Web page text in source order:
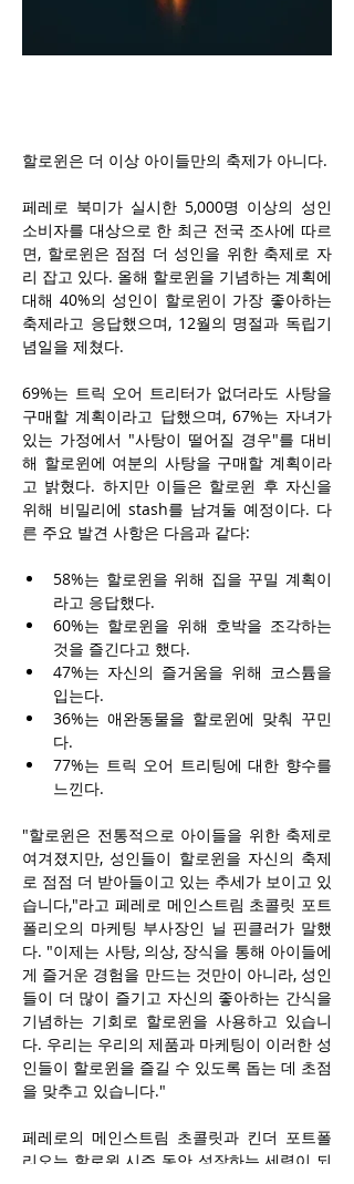
할로윈은 더 이상 아이들만의 축제가 아니다.
페레로 북미가 실시한 5,000명 이상의 성인
소비자를 대상으로 한 최근 전국 조사에 따르
면, 할로윈은 점점 더 성인을 위한 축제로 자
리 잡고 있다. 올해 할로윈을 기념하는 계획에
대해 40%의 성인이 할로윈이 가장 좋아하는
축제라고 응답했으며, 12월의 명절과 독립기
념일을 제쳤다.
69%는 트릭 오어 트리터가 없더라도 사탕을
구매할 계획이라고 답했으며, 67%는 자녀가
있는 가정에서 "사탕이 떨어질 경우"를 대비
해 할로윈에 여분의 사탕을 구매할 계획이라
고 밝혔다. 하지만 이들은 할로윈 후 자신을
위해 비밀리에 stash를 남겨둘 예정이다. 다
른 주요 발견 사항은 다음과 같다:
58%는 할로윈을 위해 집을 꾸밀 계획이
라고 응답했다.
60%는 할로윈을 위해 호박을 조각하는
것을 즐긴다고 했다.
47%는 자신의 즐거움을 위해 코스튬을
입는다.
36%는 애완동물을 할로윈에 맞춰 꾸민
다.
77%는 트릭 오어 트리팅에 대한 향수를
느낀다.
"할로윈은 전통적으로 아이들을 위한 축제로
여겨졌지만, 성인들이 할로윈을 자신의 축제
로 점점 더 받아들이고 있는 추세가 보이고 있
습니다,"라고 페레로 메인스트림 초콜릿 포트
폴리오의 마케팅 부사장인 닐 핀클러가 말했
다. "이제는 사탕, 의상, 장식을 통해 아이들에
게 즐거운 경험을 만드는 것만이 아니라, 성인
들이 더 많이 즐기고 자신의 좋아하는 간식을
기념하는 기회로 할로윈을 사용하고 있습니
다. 우리는 우리의 제품과 마케팅이 이러한 성
인들이 할로윈을 즐길 수 있도록 돕는 데 초점
을 맞추고 있습니다."
페레로의 메인스트림 초콜릿과 킨더 포트폴
리오는 할로윈 시즌 동안 성장하는 세력이 되